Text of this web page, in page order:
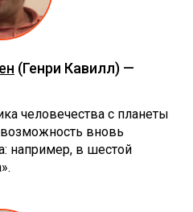
(Генри Кавилл) —
человечества с планеты
вновь
например, в шестой